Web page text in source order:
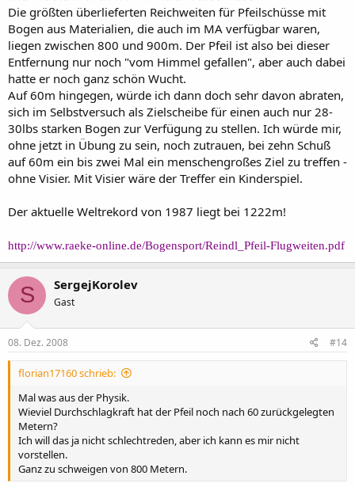
Die größten überlieferten Reichweiten für Pfeilschüsse mit
Bogen aus Materialien, die auch im MA verfügbar waren,
liegen zwischen 800 und 900m. Der Pfeil ist also bei dieser
Entfernung nur noch "vom Himmel gefallen", aber auch dabei
hatte er noch ganz schön Wucht.
Auf 60m hingegen, würde ich dann doch sehr davon abraten,
sich im Selbstversuch als Zielscheibe für einen auch nur 28-
30lbs starken Bogen zur Verfügung zu stellen. Ich würde mir,
ohne jetzt in Übung zu sein, noch zutrauen, bei zehn Schuß
auf 60m ein bis zwei Mal ein menschengroßes Ziel zu treffen -
ohne Visier. Mit Visier wäre der Treffer ein Kinderspiel.
Der aktuelle Weltrekord von 1987 liegt bei 1222m!
http://www.raeke-online.de/Bogensport/Reindl_Pfeil-Flugweiten.pdf
S SergejKorolev
Gast
08. Dez. 2008 #14
florian17160 schrieb:
Mal was aus der Physik.
Wieviel Durchschlagkraft hat der Pfeil noch nach 60 zurückgelegten
Metern?
Ich will das ja nicht schlechtreden, aber ich kann es mir nicht
vorstellen.
Ganz zu schweigen von 800 Metern.